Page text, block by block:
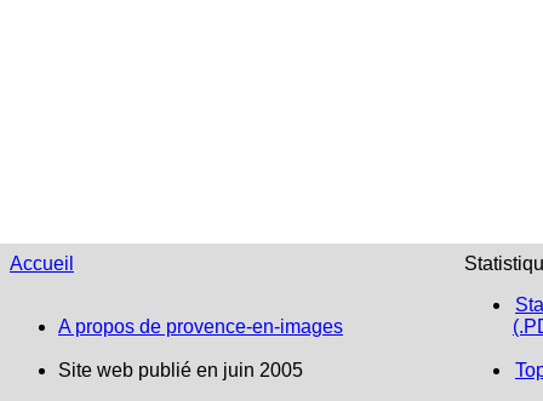
Accueil
A propos de provence-en-images
Site web publié en juin 2005